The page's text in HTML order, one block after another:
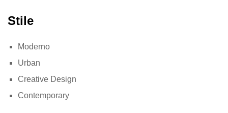
Stile
Moderno
Urban
Creative Design
Contemporary